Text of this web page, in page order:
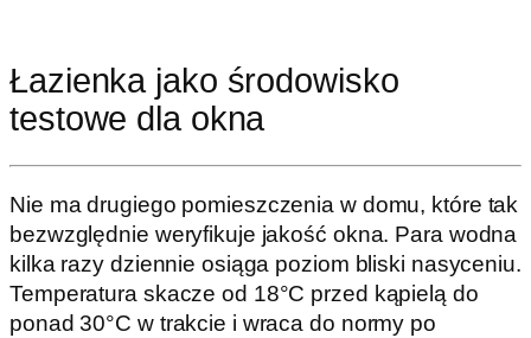
Łazienka jako środowisko
testowe dla okna
Nie ma drugiego pomieszczenia w domu, które tak
bezwzględnie weryfikuje jakość okna. Para wodna
kilka razy dziennie osiąga poziom bliski nasyceniu.
Temperatura skacze od 18°C przed kąpielą do
ponad 30°C w trakcie i wraca do normy po